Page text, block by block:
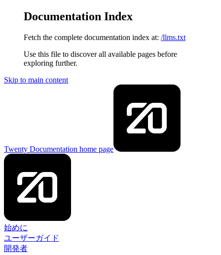
Documentation Index
Fetch the complete documentation index at: /llms.txt
Use this file to discover all available pages before
exploring further.
Skip to main content
Twenty Documentation home page
始めに
ユーザーガイド
開発者